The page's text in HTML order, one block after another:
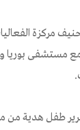
مركزة
مستشفى بوريا
طفل هدية من